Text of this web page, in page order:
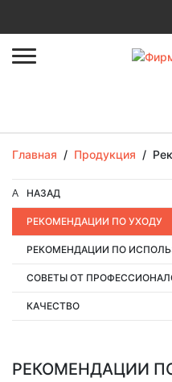
Главная / Продукция /
НАЗАД
РЕКОМЕНДАЦИИ ПО УХОДУ
РЕКОМЕНДАЦИИ ПО
СОВЕТЫ ОТ
КАЧЕСТВО
РЕКОМЕНДАЦИИ